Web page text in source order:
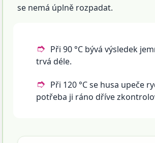
se nemá úplně rozpadat.
Při 90 °C bývá výsledek
trvá déle.
Při 120 °C se husa upeče
potřeba ji ráno dříve